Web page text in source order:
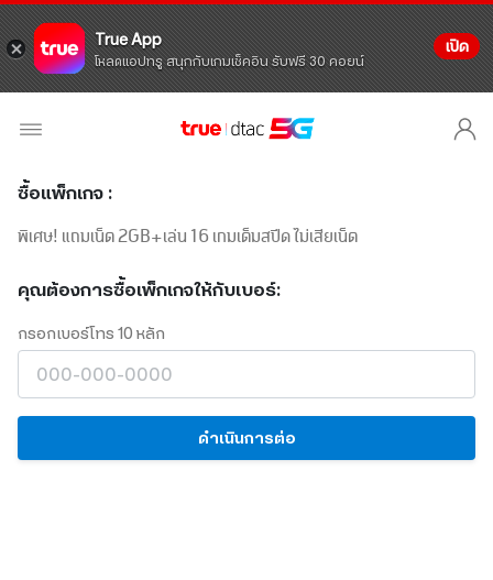
True App
โหลดแอปทรู สนุกกับเกมเช็คอิน รับฟรี 30 คอยน์
เปิด
ซื้อแพ็กเกจ :
พิเศษ! แถมเน็ต 2GB+เล่น 16 เกมเต็มสปีด ไม่เสียเน็ต
คุณต้องการซื้อเพ็กเกจให้กับเบอร์:
กรอกเบอร์โทร 10 หลัก
ดำเนินการต่อ